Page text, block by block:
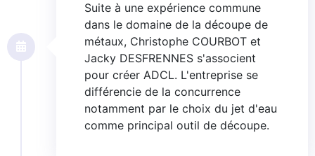
Suite à une expérience commune
dans le domaine de la découpe de
métaux, Christophe COURBOT et
Jacky DESFRENNES s'associent
pour créer ADCL. L'entreprise se
différencie de la concurrence
notamment par le choix du jet d'eau
comme principal outil de découpe.